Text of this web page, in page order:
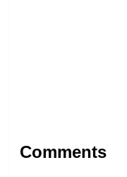
Comments